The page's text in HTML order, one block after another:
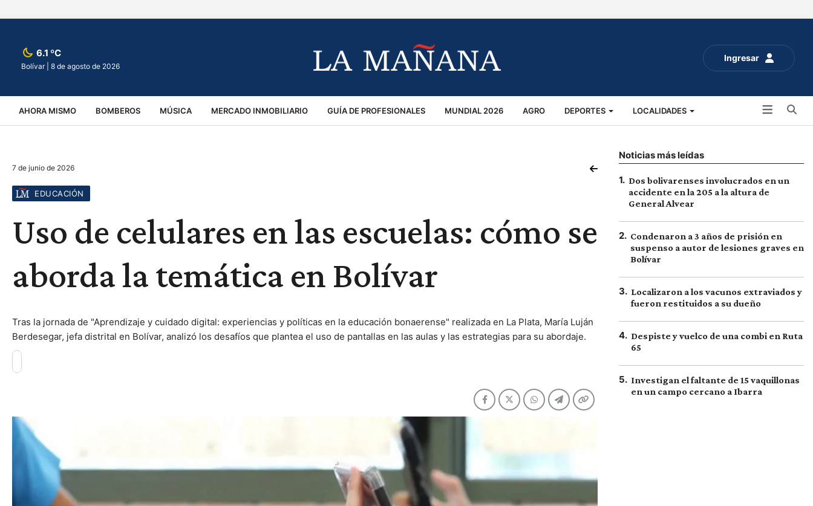
Ingresar
6.1 ºC
Bolívar | 8 de agosto de 2026
AHORA MISMO BOMBEROS MÚSICA MERCADO INMOBILIARIO GUÍA DE PROFESIONALES MUNDIAL 2026 AGRO DEPORTES LOCALIDADES
VIRALES ACCIDENTES
7 de junio de 2026
EDUCACIÓN
Uso de celulares en las escuelas: cómo se
aborda la temática en Bolívar
Tras la jornada de "Aprendizaje y cuidado digital: experiencias y políticas en la educación bonaerense" realizada en La Plata, María Luján
Berdesegar, jefa distrital en Bolívar, analizó los desafíos que plantea el uso de pantallas en las aulas y las estrategias para su abordaje.
Noticias más leídas
1. Dos bolivarenses involucrados en un
accidente en la 205 a la altura de
General Alvear
2. Condenaron a 3 años de prisión en
suspenso a autor de lesiones graves en
Bolívar
3. Localizaron a los vacunos extraviados y
fueron restituidos a su dueño
4. Despiste y vuelco de una combi en Ruta
65
5. Investigan el faltante de 15 vaquillonas
en un campo cercano a Ibarra